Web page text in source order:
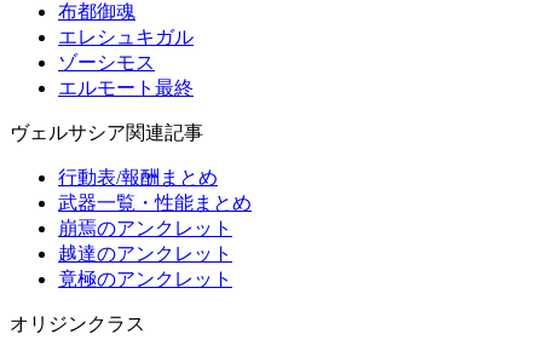
布都御魂
エレシュキガル
ゾーシモス
エルモート最終
ヴェルサシア関連記事
行動表/報酬まとめ
武器一覧・性能まとめ
崩焉のアンクレット
越達のアンクレット
竟極のアンクレット
オリジンクラス